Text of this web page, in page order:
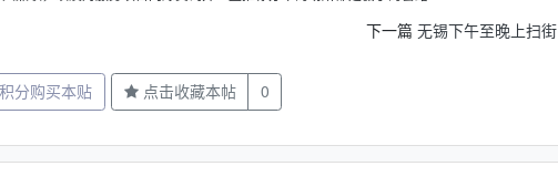
下一篇 无锡下午至晚上扫街
积分购买本贴 点击收藏本帖 0